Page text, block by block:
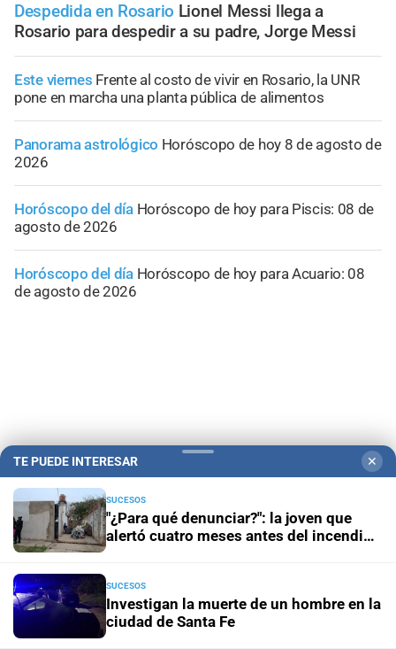
Despedida en Rosario Lionel Messi llega a
Rosario para despedir a su padre, Jorge Messi
Este viernes Frente al costo de vivir en Rosario, la UNR
pone en marcha una planta pública de alimentos
Panorama astrológico Horóscopo de hoy 8 de agosto de
2026
Horóscopo del día Horóscopo de hoy para Piscis: 08 de
agosto de 2026
Horóscopo del día Horóscopo de hoy para Acuario: 08
de agosto de 2026
Campolitoral
Podcasts Mirador Provincial
Notife
Educacion SF
TE PUEDE INTERESAR ✕
SUCESOS
"¿Para qué denunciar?": la joven que
alertó cuatro meses antes del incendio
SUCESOS
Investigan la muerte de un hombre en la
ciudad de Santa Fe